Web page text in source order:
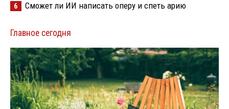
6 Сможет ли ИИ написать оперу и спеть арию
Главное сегодня